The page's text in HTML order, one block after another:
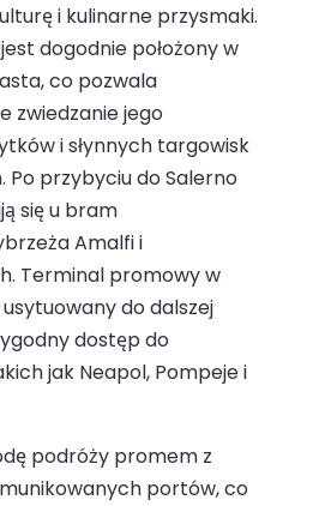
i kulinarne przysmaki.
dogodnie położony w
co pozwala
zwiedzanie jego
i słynnych targowisk
Po przybyciu do Salerno
się u bram
Amalfi i
Terminal promowy w
do dalszej
dostęp do
jak Neapol, Pompeje i
podróży promem z
portów, co